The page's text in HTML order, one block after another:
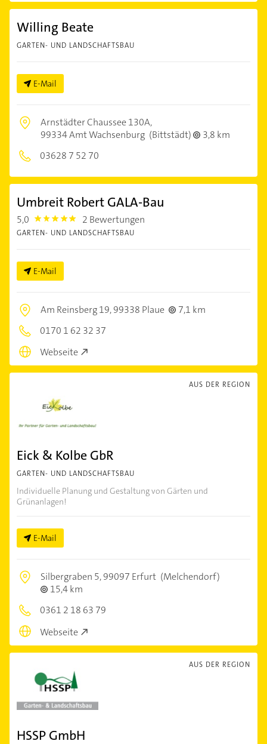
Willing Beate
GARTEN- UND LANDSCHAFTSBAU
E-Mail
Arnstädter Chaussee 130A,
99334 Amt Wachsenburg (Bittstädt)
3,8 km
03628 7 52 70
Umbreit Robert GALA-Bau
5,0 5.0 2 Bewertungen
GARTEN- UND LANDSCHAFTSBAU
E-Mail
Am Reinsberg 19,99338 Plaue
7,1 km
0170 1 62 32 37
Webseite
AUS DER REGION
Eick & Kolbe GbR
GARTEN- UND LANDSCHAFTSBAU
Individuelle Planung und Gestaltung von Gärten und
Grünanlagen!
E-Mail
Silbergraben 5,99097 Erfurt (Melchendorf)
15,4 km
0361 2 18 63 79
Webseite
AUS DER REGION
HSSP GmbH